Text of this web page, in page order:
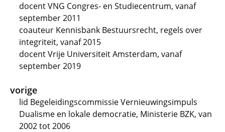
docent VNG Congres- en Studiecentrum, vanaf
september 2011
coauteur Kennisbank Bestuursrecht, regels over
integriteit, vanaf 2015
docent Vrije Universiteit Amsterdam, vanaf
september 2019
vorige
lid Begeleidingscommissie Vernieuwingsimpuls
Dualisme en lokale democratie, Ministerie BZK, van
2002 tot 2006